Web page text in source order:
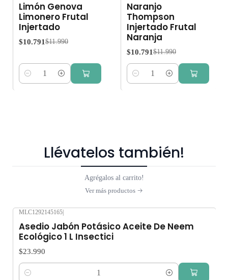
Limón Genova
Limonero Frutal
Injertado
$10.791 $11.990
Cantidad
Naranjo
Thompson
Injertado Frutal
Naranja
$10.791 $11.990
Cantidad
Llévatelos también!
Agrégalos al carrito!
Ver más productos
MLC1292145165
Asedio Jabón Potásico Aceite De Neem
Ecológico 1 L Insectici
$23.990